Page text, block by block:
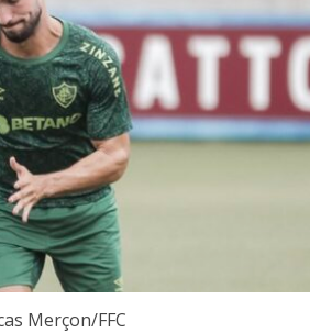
Merçon/FFC